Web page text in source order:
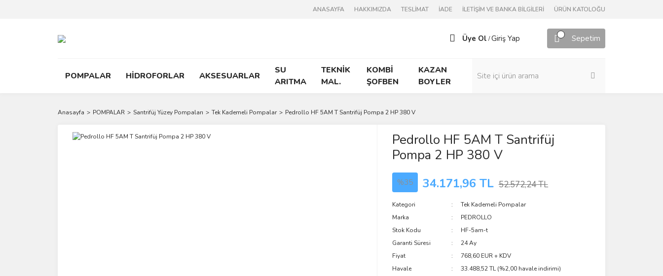
ANASAYFA HAKKIMIZDA TESLİMAT İADE İLETİŞİM VE BANKA BİLGİLERİ ÜRÜN KATOLOĞU
Üye Ol /Giriş Yap Sepetim
POMPALAR HİDROFORLAR AKSESUARLAR
SU
ARITMA
TEKNİK
MAL.
KOMBİ
ŞOFBEN
KAZAN
BOYLER
Anasayfa POMPALAR Santrifüj Yüzey Pompaları Tek Kademeli Pompalar Pedrollo HF 5AM T Santrifüj Pompa 2 HP 380 V
Pedrollo HF 5AM T Santrifüj
Pompa 2 HP 380 V
%35 34.171,96 TL 52.572,24 TL
Kategori
Tek Kademeli Pompalar
Marka
PEDROLLO
Stok Kodu
HF-5am-t
Garanti Süresi
24 Ay
Fiyat
768,60 EUR + KDV
Havale
33.488,52 TL (%2,00 havale indirimi)